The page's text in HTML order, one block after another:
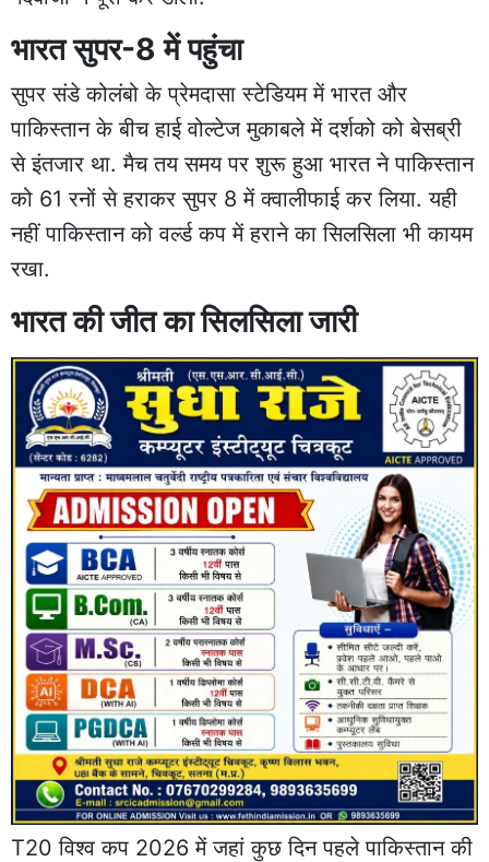
भारत सुपर-8 में पहुंचा
सुपर संडे कोलंबो के प्रेमदासा स्टेडियम में भारत और
पाकिस्तान के बीच हाई वोल्टेज मुकाबले में दर्शको को बेसब्री
से इंतजार था. मैच तय समय पर शुरू हुआ भारत ने पाकिस्तान
को 61 रनों से हराकर सुपर 8 में क्वालीफाई कर लिया. यही
नहीं पाकिस्तान को वर्ल्ड कप में हराने का सिलसिला भी कायम
रखा.
भारत की जीत का सिलसिला जारी
T20 विश्व कप 2026 में जहां कुछ दिन पहले पाकिस्तान की